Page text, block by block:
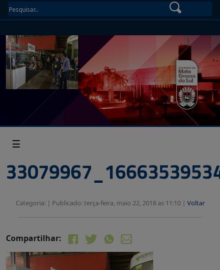
☰
Categoria: | Publicado: terça-feira, maio 22, 2018 as 11:10 | Voltar
Compartilhar: